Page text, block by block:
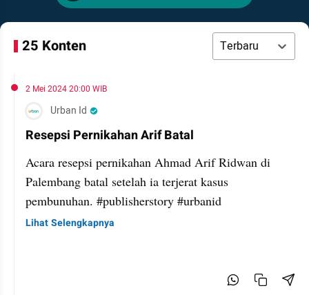
25 Konten Terbaru
2 Mei 2024 20:00 WIB
Urban Id
Resepsi Pernikahan Arif Batal
Acara resepsi pernikahan Ahmad Arif Ridwan di
Palembang batal setelah ia terjerat kasus
pembunuhan. #publisherstory #urbanid
Lihat Selengkapnya